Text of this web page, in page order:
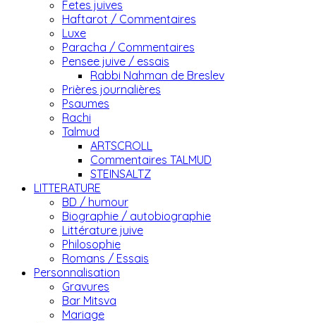
Fetes juives
Haftarot / Commentaires
Luxe
Paracha / Commentaires
Pensee juive / essais
Rabbi Nahman de Breslev
Prières journalières
Psaumes
Rachi
Talmud
ARTSCROLL
Commentaires TALMUD
STEINSALTZ
LITTERATURE
BD / humour
Biographie / autobiographie
Littérature juive
Philosophie
Romans / Essais
Personnalisation
Gravures
Bar Mitsva
Mariage